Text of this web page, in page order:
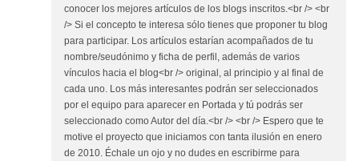
conocer los mejores artículos de los blogs inscritos.<br /> <br
/> Si el concepto te interesa sólo tienes que proponer tu blog
para participar. Los artículos estarían acompañados de tu
nombre/seudónimo y ficha de perfil, además de varios
vínculos hacia el blog<br /> original, al principio y al final de
cada uno. Los más interesantes podrán ser seleccionados
por el equipo para aparecer en Portada y tú podrás ser
seleccionado como Autor del día.<br /> <br /> Espero que te
motive el proyecto que iniciamos con tanta ilusión en enero
de 2010. Échale un ojo y no dudes en escribirme para